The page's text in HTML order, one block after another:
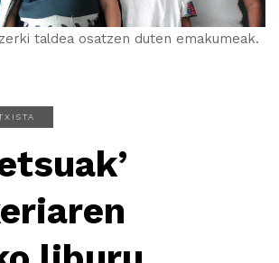
taldea osatzen duten emakumeak.